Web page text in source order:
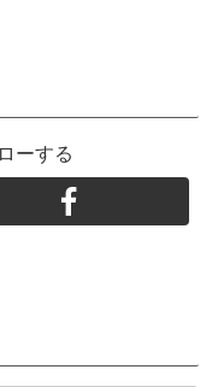
ーする